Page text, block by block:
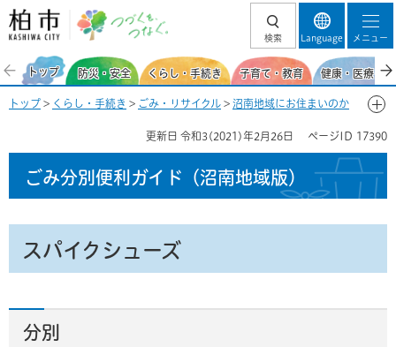
柏市 つづくを、
検索 Language メニュー
トップ 防災・安全 くらし・手続き 子育て・教育 健康・医療・
トップ > くらし・手続き > ごみ・リサイクル > 沼南地域にお住まいのか
更新日 令和3(2021)年2月26日 ページID 17390
ごみ分別便利ガイド （沼南地域版）
スパイクシューズ
分別